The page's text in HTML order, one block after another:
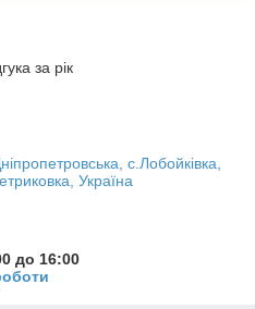
за рік
с.Лобойківка,
Україна
до 16:00